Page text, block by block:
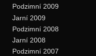
Podzimní 2009
Jarní 2009
Podzimní 2008
Jarní 2008
Podzimní 2007